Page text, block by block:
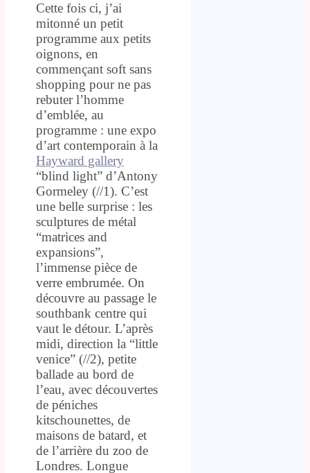
Cette fois ci, j’ai
mitonné un petit
programme aux petits
oignons, en
commençant soft sans
shopping pour ne pas
rebuter l’homme
d’emblée, au
programme : une expo
d’art contemporain à la
Hayward gallery
“blind light” d’Antony
Gormeley (//1). C’est
une belle surprise : les
sculptures de métal
“matrices and
expansions”,
l’immense pièce de
verre embrumée. On
découvre au passage le
southbank centre qui
vaut le détour. L’après
midi, direction la “little
venice” (//2), petite
ballade au bord de
l’eau, avec découvertes
de péniches
kitschounettes, de
maisons de batard, et
de l’arrière du zoo de
Londres. Longue